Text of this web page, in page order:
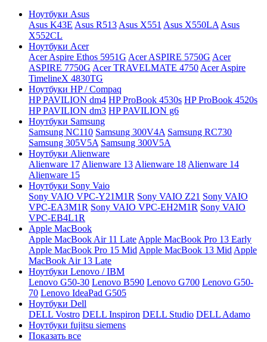
Ноутбуки Asus
Asus K43E Asus R513 Asus X551 Asus X550LA Asus
X552CL
Ноутбуки Acer
Acer Aspire Ethos 5951G Acer ASPIRE 5750G Acer
ASPIRE 7750G Acer TRAVELMATE 4750 Acer Aspire
TimelineX 4830TG
Ноутбуки HP / Compaq
HP PAVILION dm4 HP ProBook 4530s HP ProBook 4520s
HP PAVILION dm3 HP PAVILION g6
Ноутбуки Samsung
Samsung NC110 Samsung 300V4A Samsung RC730
Samsung 305V5A Samsung 300V5A
Ноутбуки Alienware
Alienware 17 Alienware 13 Alienware 18 Alienware 14
Alienware 15
Ноутбуки Sony Vaio
Sony VAIO VPC-Y21M1R Sony VAIO Z21 Sony VAIO
VPC-EA3M1R Sony VAIO VPC-EH2M1R Sony VAIO
VPC-EB4L1R
Apple MacBook
Apple MacBook Air 11 Late Apple MacBook Pro 13 Early
Apple MacBook Pro 15 Mid Apple MacBook 13 Mid Apple
MacBook Air 13 Late
Ноутбуки Lenovo / IBM
Lenovo G50-30 Lenovo B590 Lenovo G700 Lenovo G50-
70 Lenovo IdeaPad G505
Ноутбуки Dell
DELL Vostro DELL Inspiron DELL Studio DELL Adamo
Ноутбуки fujitsu siemens
Показать все